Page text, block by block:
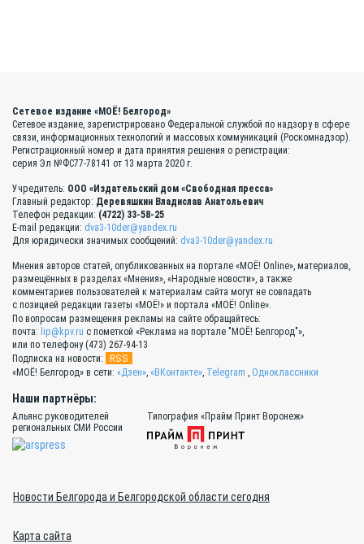
Сетевое издание «МОЁ! Белгород»
Сетевое издание, зарегистрировано Федеральной службой по надзору в сфере
связи, информационных технологий и массовых коммуникаций (Роскомнадзор).
Регистрационный номер и дата принятия решения о регистрации:
серия Эл №ФС77-78141 от 13 марта 2020 г.
Учредитель: ООО «Издательский дом «Свободная пресса»
Главный редактор: Деревяшкин Владислав Анатольевич
Телефон редакции: (4722) 33-58-25
E-mail редакции: dva3-10der@yandex.ru
Для юридически значимых сообщений: dva3-10der@yandex.ru
Мнения авторов статей, опубликованных на портале «МОЁ! Online», материалов,
размещённых в разделах «Мнения», «Народные новости», а также
комментариев пользователей к материалам сайта могут не совпадать
с позицией редакции газеты «МОЁ!» и портала «МОЁ! Online».
По вопросам размещения рекламы на сайте обращайтесь:
почта: lip@kpv.ru с пометкой «Реклама на портале "МОЁ! Белгород"»,
или по телефону (473) 267-94-13
Подписка на новости:
RSS
«МОЁ! Белгород» в сети: «Дзен», «ВКонтакте», Telegram , Одноклассники
Наши партнёры:
Альянс руководителей
региональных СМИ России
Типография «Прайм Принт Воронеж»
Новости Белгорода и Белгородской области сегодня
Карта сайта